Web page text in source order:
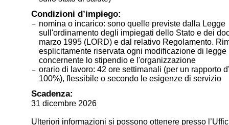
Condizioni d’impiego:
nomina o incarico: sono quelle previste dalla Legge
sull'ordinamento degli impiegati dello Stato e dei
marzo 1995 (LORD) e dal relativo Regolamento.
esplicitamente riservata ogni modificazione di legge
concernente lo stipendio e l'organizzazione
orario di lavoro: 42 ore settimanali (per un rapporto
100%), flessibile o secondo le esigenze di servizio
Scadenza:
31 dicembre 2026
Ulteriori informazioni si possono ottenere presso